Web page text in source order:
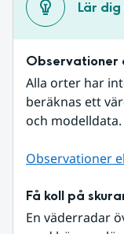
Lär dig
Observationer
Alla orter har
beräknas ett
och modelldata.
Observationer
Få koll på
En väderradar